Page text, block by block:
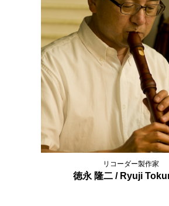
リコーダー製作家
徳永 隆二 / Ryuji